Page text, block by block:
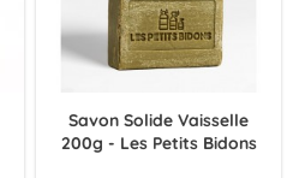
Savon Solide Vaisselle
200g - Les Petits Bidons